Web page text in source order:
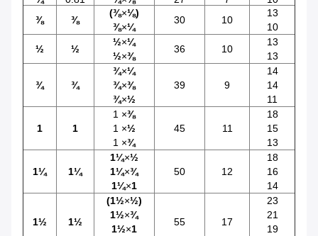
⅜
⅜
(⅜×⅛)
⅜×¼
30 10
13
10
½
½
½×¼
½×⅜
36 10
13
13
¾ ¾
¾×¼
¾×⅜
¾×½
39 9
14
14
11
1 1
1 ×⅜
1 ×½
1 ×¾
45 11
18
15
13
1¼ 1¼
1¼×½
1¼×¾
1¼×1
50 12
18
16
14
1½ 1½
(1½×½)
1½×¾
1½×1
55 17
23
21
19